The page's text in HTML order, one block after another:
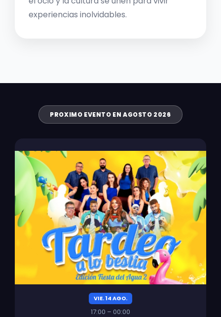
experiencias inolvidables.
PROXIMO EVENTO EN AGOSTO 2026
VIE. 14 AGO.
17:00 – 00:00